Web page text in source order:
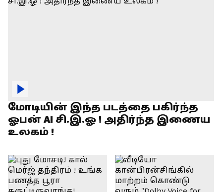
மோடியின் இந்த படத்தை பகிர்ந்த
ஓபன் AI சி.இ.ஓ ! அதிர்ந்த இணைய
உலகம் !